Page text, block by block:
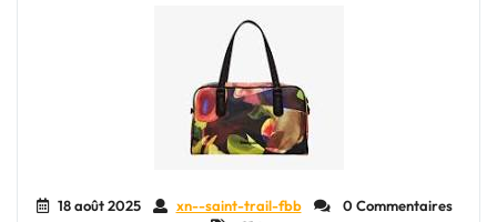
Disney
!"
18 août 2025 xn--saint-trail-fbb
0 Commentaires